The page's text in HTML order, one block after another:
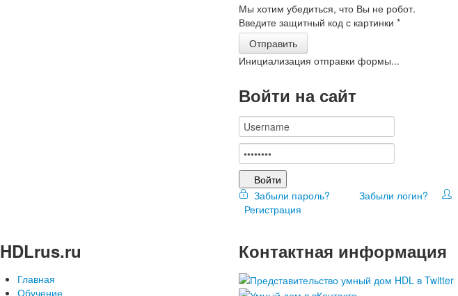
Мы хотим убедиться, что Вы не робот.
Введите защитный код с картинки*
Отправить
Инициализация отправки формы...
Войти на сайт
Войти
Забыли пароль?
Забыли логин?
Регистрация
HDLrus.ru
Главная
Обучение
Контактная информация